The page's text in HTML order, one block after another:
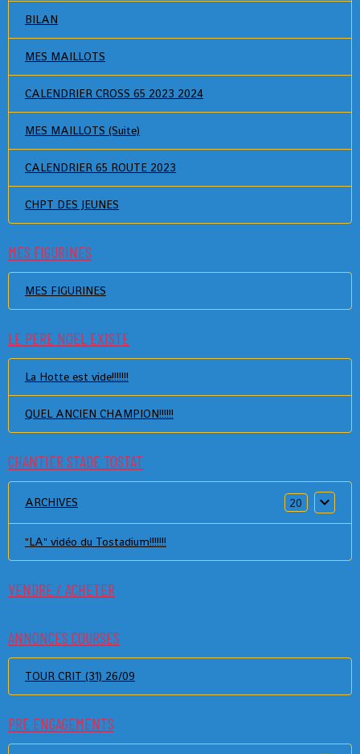
BILAN
MES MAILLOTS
CALENDRIER CROSS 65 2023 2024
MES MAILLOTS (Suite)
CALENDRIER 65 ROUTE 2023
CHPT DES JEUNES
MES FIGURINES
MES FIGURINES
LE PERE NOEL EXISTE
La Hotte est vide!!!!!!!
QUEL ANCIEN CHAMPION!!!!!!
CHANTIER STADE TOSTAT
ARCHIVES 20
"LA" vidéo du Tostadium!!!!!!!
VENDRE / ACHETER
ANNONCES COURSES
TOUR CRIT (31) 26/09
PRE ENGAGEMENTS